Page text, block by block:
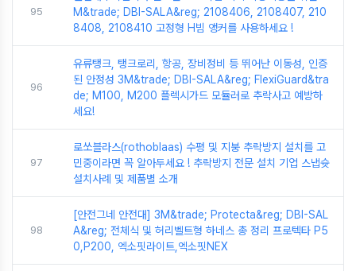
95
M&trade; DBI-SALA&reg; 2108406, 2108407, 210
8408, 2108410 고정형 H빔 앵커를 사용하세요 !
96
유류탱크, 탱크로리, 항공, 장비정비 등 뛰어난 이동성, 인증
된 안정성 3M&trade; DBI-SALA&reg; FlexiGuard&tra
de; M100, M200 플렉시가드 모듈러로 추락사고 예방하
세요!
97
로쏘블라스(rothoblaas) 수평 및 지붕 추락방지 설치를 고
민중이라면 꼭 알아두세요 ! 추락방지 전문 설치 기업 스냅슛
설치사례 및 제품별 소개
98
[안전그네 안전대] 3M&trade; Protecta&reg; DBI-SAL
A&reg; 전체식 및 허리벨트형 하네스 총 정리 프로텍타 P5
0,P200, 엑소핏라이트,엑소핏NEX